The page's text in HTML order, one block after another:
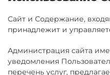
Сайт и Содержание,
принадлежит и
Администрация сайта
уведомления
перечень услуг,